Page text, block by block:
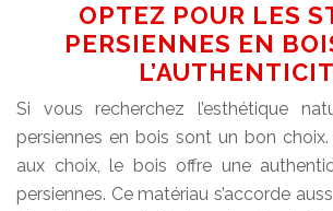
OPTEZ POUR LES
PERSIENNES EN
Si vous recherchez l’esthétique
persiennes en bois sont un bon
aux choix, le bois offre une
persiennes. Ce matériau s’accorde